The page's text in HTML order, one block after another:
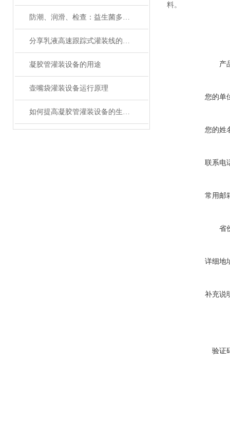
防潮、润滑、检查：益生菌多列包装机维护三大关键词
分享乳液高速跟踪式灌装线的维护方法
凝胶管灌装设备的用途
壶嘴袋灌装设备运行原理
如何提高凝胶管灌装设备的生产效率？
料。
产
您的单
您的姓
联系电
常用邮
省
详细地
补充说
验证